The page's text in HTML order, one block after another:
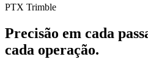
PTX Trimble
Precisão em cada
cada operação.